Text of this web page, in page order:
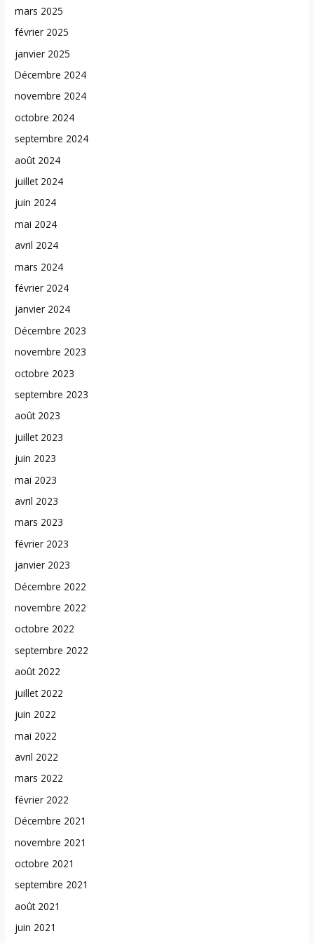
mars 2025
février 2025
janvier 2025
Décembre 2024
novembre 2024
octobre 2024
septembre 2024
août 2024
juillet 2024
juin 2024
mai 2024
avril 2024
mars 2024
février 2024
janvier 2024
Décembre 2023
novembre 2023
octobre 2023
septembre 2023
août 2023
juillet 2023
juin 2023
mai 2023
avril 2023
mars 2023
février 2023
janvier 2023
Décembre 2022
novembre 2022
octobre 2022
septembre 2022
août 2022
juillet 2022
juin 2022
mai 2022
avril 2022
mars 2022
février 2022
Décembre 2021
novembre 2021
octobre 2021
septembre 2021
août 2021
juin 2021